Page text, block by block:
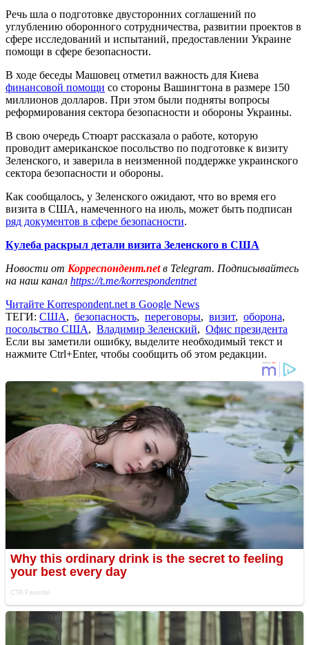
Речь шла о подготовке двусторонних соглашений по
углублению оборонного сотрудничества, развитии проектов в
сфере исследований и испытаний, предоставлении Украине
помощи в сфере безопасности.
В ходе беседы Машовец отметил важность для Киева
финансовой помощи со стороны Вашингтона в размере 150
миллионов долларов. При этом были подняты вопросы
реформирования сектора безопасности и обороны Украины.
В свою очередь Стюарт рассказала о работе, которую
проводит американское посольство по подготовке к визиту
Зеленского, и заверила в неизменной поддержке украинского
сектора безопасности и обороны.
Как сообщалось, у Зеленского ожидают, что во время его
визита в США, намеченного на июль, может быть подписан
ряд документов в сфере безопасности.
Кулеба раскрыл детали визита Зеленского в США
Новости от Корреспондент.netв Telegram. Подписывайтесь
на наш канал https://t.me/korrespondentnet
Читайте Korrespondent.net в Google News
ТЕГИ: США, безопасность, переговоры, визит, оборона,
посольство США, Владимир Зеленский, Офис президента
Если вы заметили ошибку, выделите необходимый текст и
нажмите Ctrl+Enter, чтобы сообщить об этом редакции.